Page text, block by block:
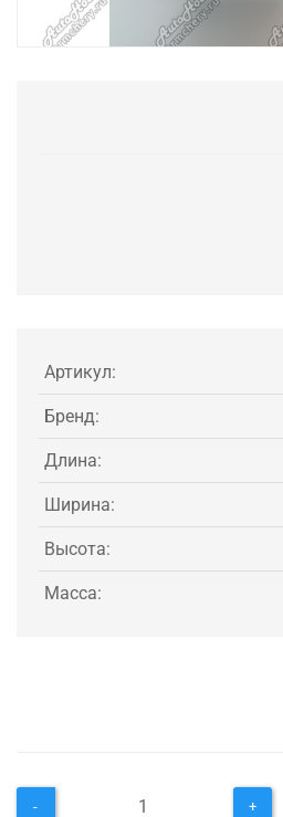
Артикул:
Бренд:
Длина:
Ширина:
Высота:
Масса:
- +